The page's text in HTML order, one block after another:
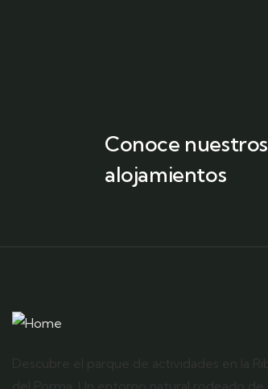
Conoce nuestros
alojamientos